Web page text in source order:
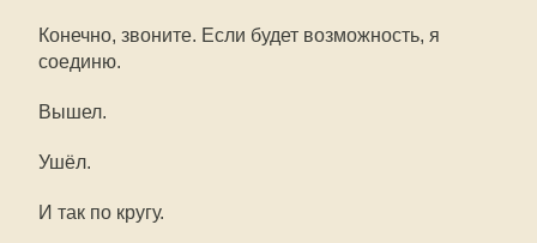
Конечно, звоните. Если будет возможность, я
соединю.
Вышел.
Ушёл.
И так по кругу.